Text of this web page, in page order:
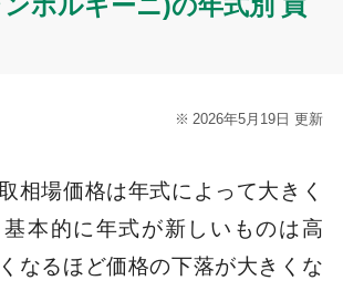
ボルギーニ)の年式別 買
2026年5月19日 更新
相場価格は年式によって大きく
本的に年式が新しいものは高
なるほど価格の下落が大きくな